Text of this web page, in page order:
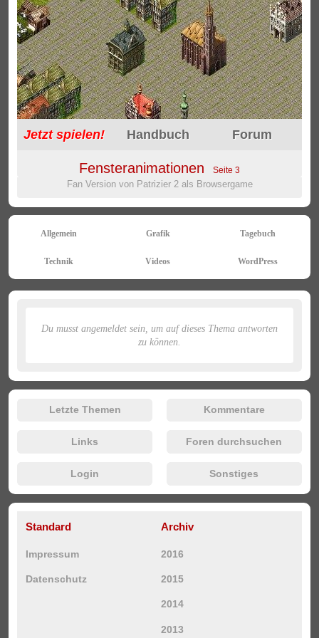
Jetztspielen! Handbuch Forum
Fensteranimationen Seite 3
Fan Version von Patrizier 2 als Browsergame
Du musst angemeldet sein, um auf dieses Thema antworten
zu können.
Allgemein Grafik Tagebuch
Technik Videos WordPress
Letzte Themen Kommentare
Links Foren durchsuchen
Login Sonstiges
Standard
Impressum
Datenschutz
Archiv
2016
2015
2014
2013